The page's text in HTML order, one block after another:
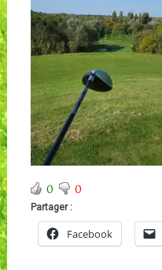
0 0
Partager :
Facebook